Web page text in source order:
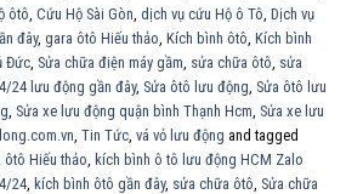
ôtô Cứu Hộ Sài Gòn dịch vụ cứu Hộ ô Tô Dịch vụ
đây, gara ôtô Hiếu thảo Kích bình ôtô Kích bình
Đức Sửa chữa điện máy gầm sửa chữa ôtô sửa
24 lưu động gần đây, Sửa ôtô lưu động Sửa ôtô lưu
Sửa xe lưu động quận bình Thạnh Hcm Sửa xe lưu
Tin Tức vá vỏ lưu động and tagged
ôtô Hiếu thảo kích bình ô tô lưu động HCM Zalo
24 kích bình ôtô gần đây, sửa chữa ôtô Sửa chữa